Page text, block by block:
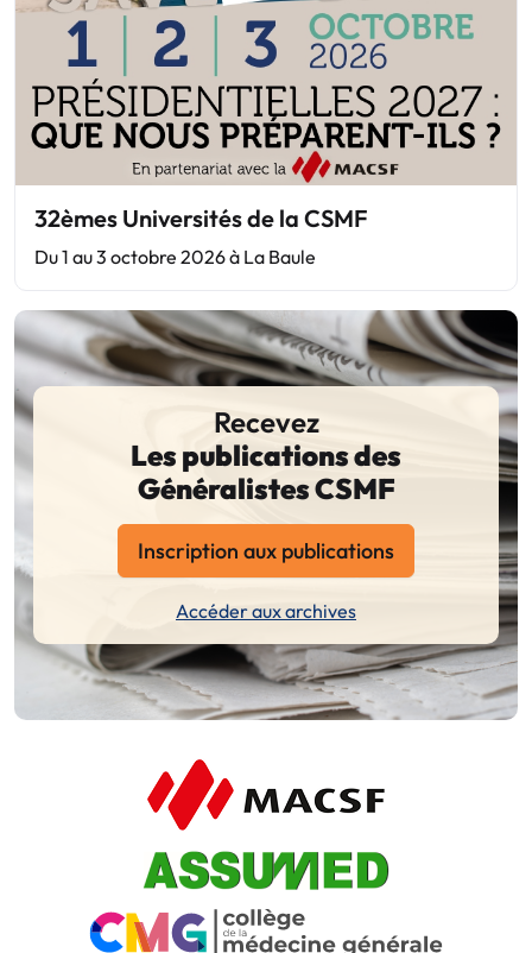
32èmes Universités de la CSMF
Du 1 au 3 octobre 2026 à La Baule
Recevez
Les publications des
Généralistes CSMF
Inscription aux publications
Accéder aux archives